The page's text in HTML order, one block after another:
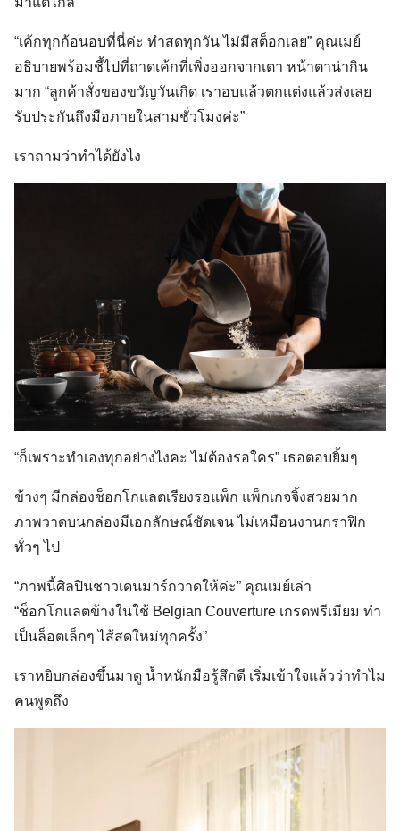
“เค้กทุกก้อนอบที่นี่ค่ะ ทำสดทุกวัน ไม่มีสต็อกเลย” คุณเมย์
อธิบายพร้อมชี้ไปที่ถาดเค้กที่เพิ่งออกจากเตา หน้าตาน่ากิน
มาก “ลูกค้าสั่งของขวัญวันเกิด เราอบแล้วตกแต่งแล้วส่งเลย
รับประกันถึงมือภายในสามชั่วโมงค่ะ”
เราถามว่าทำได้ยังไง
“ก็เพราะทำเองทุกอย่างไงคะ ไม่ต้องรอใคร” เธอตอบยิ้มๆ
ข้างๆ มีกล่องช็อกโกแลตเรียงรอแพ็ก แพ็กเกจจิ้งสวยมาก
ภาพวาดบนกล่องมีเอกลักษณ์ชัดเจน ไม่เหมือนงานกราฟิก
ทั่วๆ ไป
“ภาพนี้ศิลปินชาวเดนมาร์กวาดให้ค่ะ” คุณเมย์เล่า
“ช็อกโกแลตข้างในใช้ Belgian Couverture เกรดพรีเมียม ทำ
เป็นล็อตเล็กๆ ไส้สดใหม่ทุกครั้ง”
เราหยิบกล่องขึ้นมาดู น้ำหนักมือรู้สึกดี เริ่มเข้าใจแล้วว่าทำไม
คนพูดถึง